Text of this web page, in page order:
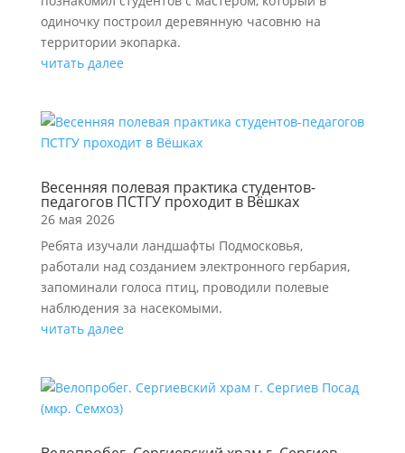
одиночку построил деревянную часовню на
территории экопарка.
читать далее
Весенняя полевая практика студентов-
педагогов ПСТГУ проходит в Вёшках
26 мая 2026
Ребята изучали ландшафты Подмосковья,
работали над созданием электронного гербария,
запоминали голоса птиц, проводили полевые
наблюдения за насекомыми.
читать далее